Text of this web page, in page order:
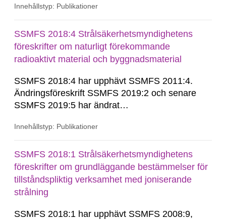
Innehållstyp: Publikationer
SSMFS 2018:4 Strålsäkerhetsmyndighetens
föreskrifter om naturligt förekommande
radioaktivt material och byggnadsmaterial
SSMFS 2018:4 har upphävt SSMFS 2011:4.
Ändringsföreskrift SSMFS 2019:2 och senare
SSMFS 2019:5 har ändrat
2018:4.
Innehållstyp: Publikationer
SSMFS 2018:1 Strålsäkerhetsmyndighetens
föreskrifter om grundläggande bestämmelser för
tillståndspliktig verksamhet med joniserande
strålning
SSMFS 2018:1 har upphävt SSMFS 2008:9,